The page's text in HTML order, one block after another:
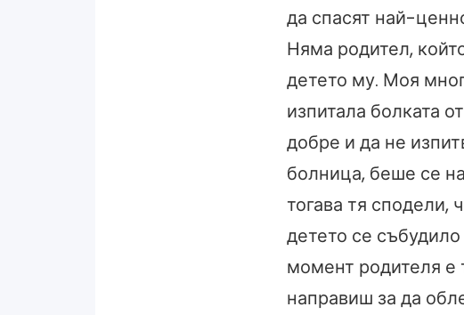
да спасят най-
Няма родител,
детето му. Моя
изпитала болката
добре и да не
болница, беше се
тогава тя сподели,
детето се
момент родителя
направиш за да